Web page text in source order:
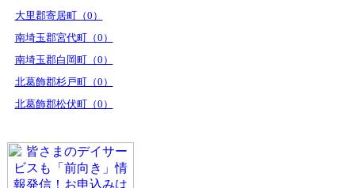
大里郡寄居町（0）
南埼玉郡宮代町（0）
南埼玉郡白岡町（0）
北葛飾郡杉戸町（0）
北葛飾郡松伏町（0）